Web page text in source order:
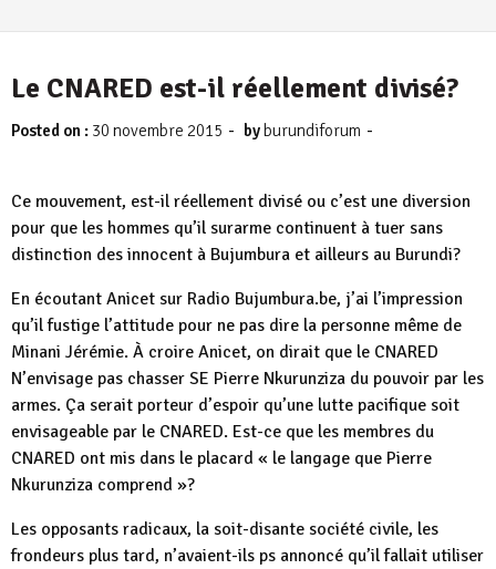
Le CNARED est-il réellement divisé?
Posted on : 30 novembre 2015 - by burundiforum -
Ce mouvement, est-il réellement divisé ou c’est une diversion
pour que les hommes qu’il surarme continuent à tuer sans
distinction des innocent à Bujumbura et ailleurs au Burundi?
En écoutant Anicet sur Radio Bujumbura.be, j’ai l’impression
qu’il fustige l’attitude pour ne pas dire la personne même de
Minani Jérémie. À croire Anicet, on dirait que le CNARED
N’envisage pas chasser SE Pierre Nkurunziza du pouvoir par les
armes. Ça serait porteur d’espoir qu’une lutte pacifique soit
envisageable par le CNARED. Est-ce que les membres du
CNARED ont mis dans le placard « le langage que Pierre
Nkurunziza comprend »?
Les opposants radicaux, la soit-disante société civile, les
frondeurs plus tard, n’avaient-ils ps annoncé qu’il fallait utiliser